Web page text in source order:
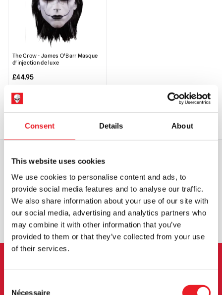
Consent Details About
This website uses cookies
We use cookies to personalise content and ads, to
provide social media features and to analyse our traffic.
We also share information about your use of our site with
our social media, advertising and analytics partners who
may combine it with other information that you’ve
provided to them or that they’ve collected from your use
of their services.
Nécessaire
The Crow - James O'Barr Masque
d'injection de luxe
£44.95
AJOUTER AU PANIER
EXPÉDITION DANS LE MONDE ENTIER
LA PLUS GRANDE GAMME DU
ROYAUME-UNI
ÉCHANGE OU RETOUR DEMANDES SUR MESURE
INSCRIPTION AU BULLETIN